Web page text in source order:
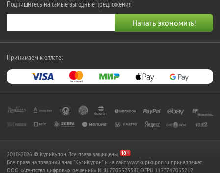
Подпишитесь на самые выгодные предложения
Принимаем к оплате:
2010-2026 © КупиКупон. Все права защищены.
Все права на товарный знак "КупиКупон" и на сайт www.kupikupon.ru принадлежат
OOO «Агентство цифровых решений» ИНН 7705523387, ОГРН 1127747063212